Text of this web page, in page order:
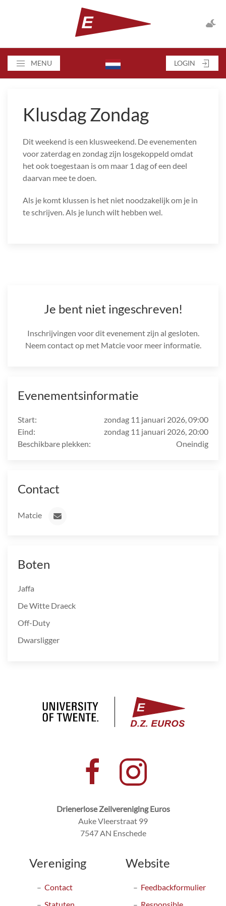
MENU LOGIN
Klusdag Zondag
Dit weekend is een klusweekend. De evenementen
voor zaterdag en zondag zijn losgekoppeld omdat
het ook toegestaan is om maar 1 dag of een deel
daarvan mee te doen.
Als je komt klussen is het niet noodzakelijk om je in
te schrijven. Als je lunch wilt hebben wel.
Je bent niet ingeschreven!
Inschrijvingen voor dit evenement zijn al gesloten.
Neem contact op met Matcie voor meer informatie.
Evenementsinformatie
Start:
zondag 11 januari 2026, 09:00
Eind:
zondag 11 januari 2026, 20:00
Beschikbare plekken:
Oneindig
Contact
Matcie
Boten
Jaffa
De Witte Draeck
Off-Duty
Dwarsligger
Drienerlose Zeilvereniging Euros
Auke Vleerstraat 99
7547 AN Enschede
Vereniging
Contact
Website
Feedbackformulier